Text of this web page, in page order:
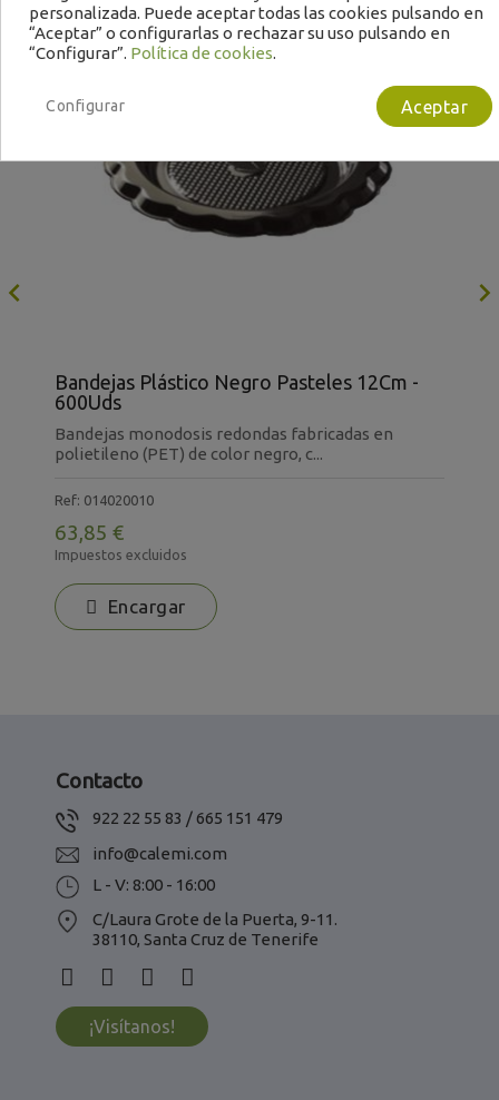
Bandejas Plástico Negro Pasteles 12Cm -
600Uds
Bandejas monodosis redondas fabricadas en
polietileno (PET) de color negro, c...
Ref: 014020010
63,85 €
Impuestos excluidos
Encargar
Contacto
922 22 55 83 / 665 151 479
info@calemi.com
L - V: 8:00 - 16:00
C/Laura Grote de la Puerta, 9-11.
38110, Santa Cruz de Tenerife
¡Visítanos!
personalizada. Puede aceptar todas las cookies pulsando en
“Aceptar” o configurarlas o rechazar su uso pulsando en
“Configurar”. Política de cookies.
Aceptar
Configurar